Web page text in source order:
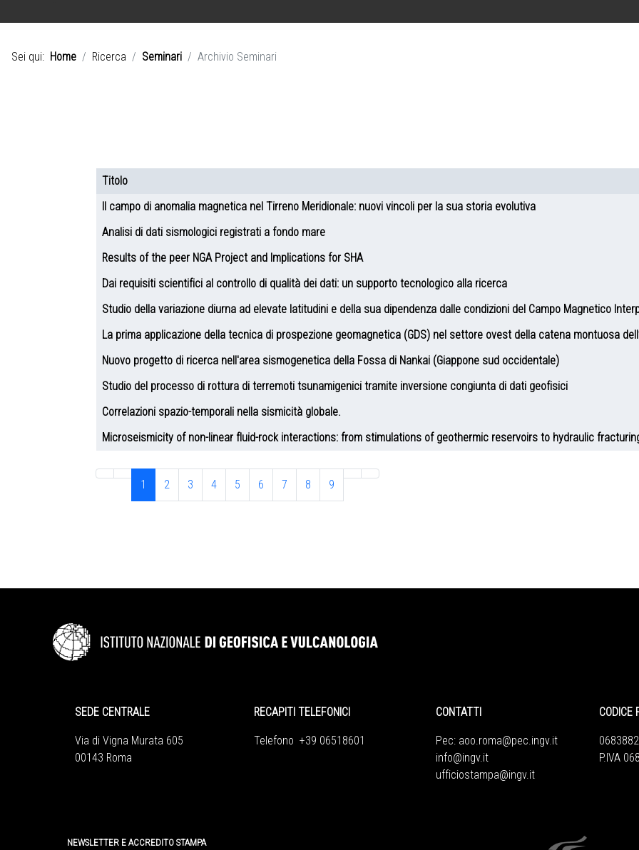
Sei qui: Home Ricerca Seminari Archivio Seminari
Articoli
Titolo
Il campo di anomalia magnetica nel Tirreno Meridionale: nuovi vincoli per la sua storia evolutiva
Analisi di dati sismologici registrati a fondo mare
Results of the peer NGA Project and Implications for SHA
Dai requisiti scientifici al controllo di qualità dei dati: un supporto tecnologico alla ricerca
Studio della variazione diurna ad elevate latitudini e della sua dipendenza dalle condizioni del Campo Magnetico
La prima applicazione della tecnica di prospezione geomagnetica (GDS) nel settore ovest della catena montuosa
Nuovo progetto di ricerca nell'area sismogenetica della Fossa di Nankai (Giappone sud occidentale)
Studio del processo di rottura di terremoti tsunamigenici tramite inversione congiunta di dati geofisici
Correlazioni spazio-temporali nella sismicità globale.
Microseismicity of non-linear fluid-rock interactions: from stimulations of geothermic reservoirs to hydraulic
1 2 3 4 5 6 7 8 9
SEDE CENTRALE
Via di Vigna Murata 605
00143 Roma
RECAPITI TELEFONICI
Telefono +39 06518601
CONTATTI
Pec: aoo.roma@pec.ingv.it
info@ingv.it
ufficiostampa@ingv.it
CODICE
P.IVA
NEWSLETTER E ACCREDITO STAMPA